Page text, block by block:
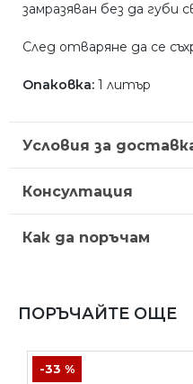
замразяван без да губи
След отваряне да се
Опаковка: 1 литър
Условия за
Консултация
Как да поръчам
ПОРЪЧАЙТЕ ОЩЕ
-33 %